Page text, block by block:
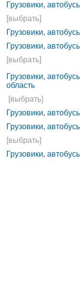
Грузовики,
[выбрать]
Грузовики,
Грузовики,
[выбрать]
Грузовики,
область
[выбрать]
Грузовики,
Грузовики,
[выбрать]
Грузовики,